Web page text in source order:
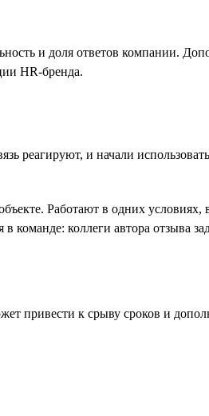
и доля ответов компании.
HR-бренда.
реагируют, и начали
Работают в одних
команде: коллеги автора отзыва
привести к срыву сроков и